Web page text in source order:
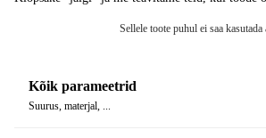
Sellele toote puhul ei saa
Kõik parameetrid
Suurus, materjal, ...